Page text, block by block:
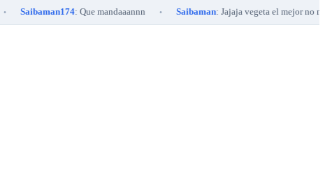
Saibaman174: Que mandaaannn • Saibaman: Jajaja vegeta el mejor no me